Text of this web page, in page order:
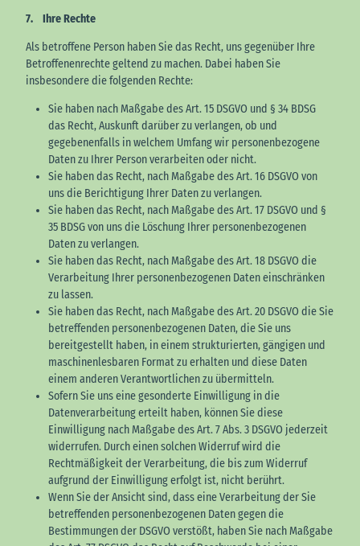
7. Ihre Rechte
Als betroffene Person haben Sie das Recht, uns gegenüber Ihre
Betroffenenrechte geltend zu machen. Dabei haben Sie
insbesondere die folgenden Rechte:
Sie haben nach Maßgabe des Art. 15 DSGVO und § 34 BDSG
das Recht, Auskunft darüber zu verlangen, ob und
gegebenenfalls in welchem Umfang wir personenbezogene
Daten zu Ihrer Person verarbeiten oder nicht.
Sie haben das Recht, nach Maßgabe des Art. 16 DSGVO von
uns die Berichtigung Ihrer Daten zu verlangen.
Sie haben das Recht, nach Maßgabe des Art. 17 DSGVO und §
35 BDSG von uns die Löschung Ihrer personenbezogenen
Daten zu verlangen.
Sie haben das Recht, nach Maßgabe des Art. 18 DSGVO die
Verarbeitung Ihrer personenbezogenen Daten einschränken
zu lassen.
Sie haben das Recht, nach Maßgabe des Art. 20 DSGVO die Sie
betreffenden personenbezogenen Daten, die Sie uns
bereitgestellt haben, in einem strukturierten, gängigen und
maschinenlesbaren Format zu erhalten und diese Daten
einem anderen Verantwortlichen zu übermitteln.
Sofern Sie uns eine gesonderte Einwilligung in die
Datenverarbeitung erteilt haben, können Sie diese
Einwilligung nach Maßgabe des Art. 7 Abs. 3 DSGVO jederzeit
widerrufen. Durch einen solchen Widerruf wird die
Rechtmäßigkeit der Verarbeitung, die bis zum Widerruf
aufgrund der Einwilligung erfolgt ist, nicht berührt.
Wenn Sie der Ansicht sind, dass eine Verarbeitung der Sie
betreffenden personenbezogenen Daten gegen die
Bestimmungen der DSGVO verstößt, haben Sie nach Maßgabe